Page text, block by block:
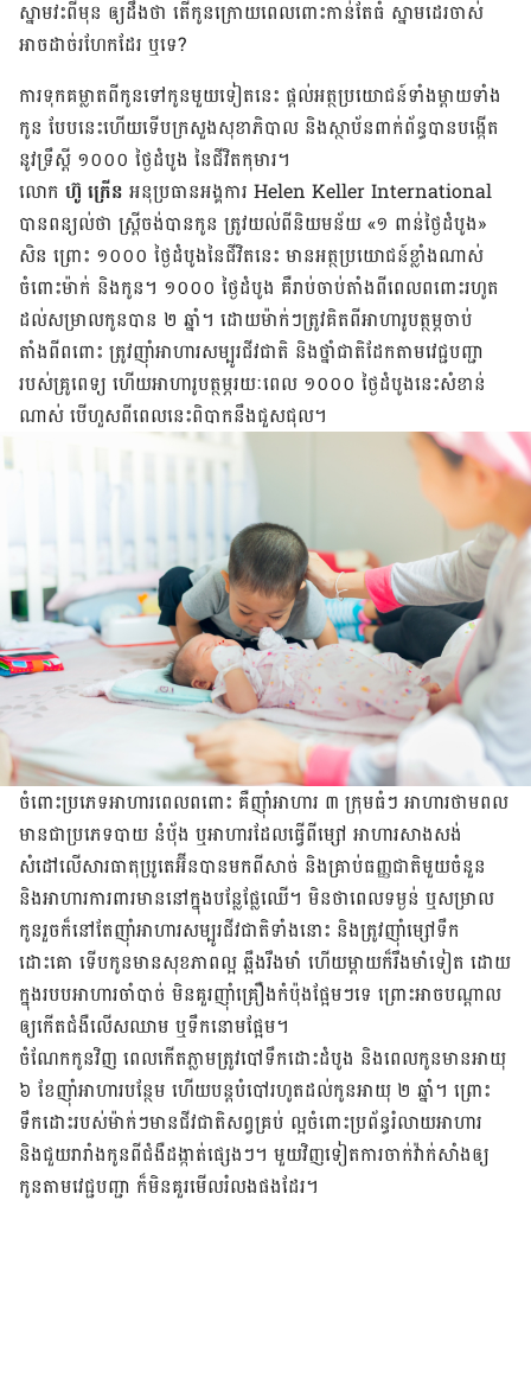
ស្នាមវះពីមុន ឲ្យដឹងថា តើកូនក្រោយពេលពោះកាន់តែធំ ស្នាមដេរចាស់
អាចដាច់រហែកដែរ ឬទេ?
ការទុកគម្លាតពីកូនទៅកូនមួយទៀតនេះ ផ្តល់អត្ថប្រយោជន៍ទាំងម្តាយទាំង
កូន បែបនេះហើយទើបក្រសួងសុខាភិបាល និងស្ថាប័នពាក់ព័ន្ធបានបង្កើត
នូវទ្រឹស្តី ១០០០ ថ្ងៃដំបូង នៃជីវិតកុមារ។
លោក ហ៊ូ ក្រើន អនុប្រធានអង្គការ Helen Keller International
បានពន្យល់ថា ស្ត្រីចង់បានកូន ត្រូវយល់ពីនិយមន័យ «១ ពាន់ថ្ងៃដំបូង»
សិន ព្រោះ ១០០០ ថ្ងៃដំបូងនៃជីវិតនេះ មានអត្ថប្រយោជន៍ខ្លាំងណាស់
ចំពោះម៉ាក់ និងកូន។ ១០០០ ថ្ងៃដំបូង គឺរាប់ចាប់តាំងពីពេលពពោះរហូត
ដល់សម្រាលកូនបាន ២ ឆ្នាំ។ ដោយម៉ាក់ៗត្រូវគិតពីអាហារូបត្ថម្ភចាប់
តាំងពីពពោះ ត្រូវញ៉ាំអាហារសម្បូរជីវជាតិ និងថ្នាំជាតិដែកតាមវេជ្ជបញ្ជា
របស់គ្រូពេទ្យ ហើយអាហារូបត្ថម្ភរយៈពេល ១០០០ ថ្ងៃដំបូងនេះសំខាន់
ណាស់ បើហួសពីពេលនេះពិបាកនឹងជួសជុល។
ចំពោះប្រភេទអាហារពេលពពោះ គឺញ៉ាំអាហារ ៣ ក្រុមធំៗ អាហារថាមពល
មានជាប្រភេទបាយ នំប៉័ង ឬអាហារដែលធ្វើពីម្សៅ អាហារសាងសង់
សំដៅលើសារធាតុប្រូតេអ៊ីនបានមកពីសាច់ និងគ្រាប់ធញ្ញជាតិមួយចំនួន
និងអាហារការពារមាននៅក្នុងបន្លែផ្លែឈើ។ មិនថាពេលទម្ងន់ ឬសម្រាល
កូនរួចក៏នៅតែញ៉ាំអាហារសម្បូរជីវជាតិទាំងនោះ និងត្រូវញ៉ាំម្សៅទឹក
ដោះគោ ទើបកូនមានសុខភាពល្អ ឆ្អឹងរឹងមាំ ហើយម្ដាយក៏រឹងមាំទៀត ដោយ
ក្នុងរបបអាហារចាំបាច់ មិនគួរញ៉ាំគ្រឿងកំប៉ុងផ្អែមៗទេ ព្រោះអាចបណ្ដាល
ឲ្យកើតជំងឺលើសឈាម ឬទឹកនោមផ្អែម។
ចំណែកកូនវិញ ពេលកើតភ្លាមត្រូវបៅទឹកដោះដំបូង និងពេលកូនមានអាយុ
៦ ខែញ៉ាំអាហារបន្ថែម ហើយបន្តបំបៅរហូតដល់កូនអាយុ ២ ឆ្នាំ។ ព្រោះ
ទឹកដោះរបស់ម៉ាក់ៗមានជីវជាតិសព្វគ្រប់ ល្អចំពោះប្រព័ន្ធរំលាយអាហារ
និងជួយរារាំងកូនពីជំងឺដង្កាត់ផ្សេងៗ។ មួយវិញទៀតការចាក់វ៉ាក់សាំងឲ្យ
កូនតាមវេជ្ជបញ្ជា ក៏មិនគួរមើលរំលងផងដែរ។